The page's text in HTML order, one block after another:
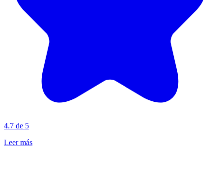
4.7 de 5
Leer más